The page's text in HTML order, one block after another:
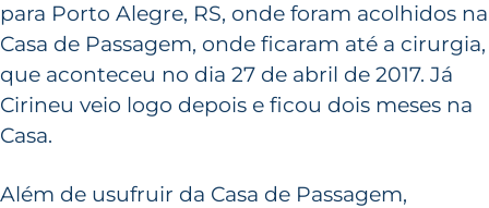
para Porto Alegre, RS, onde foram acolhidos na
Casa de Passagem, onde ficaram até a cirurgia,
que aconteceu no dia 27 de abril de 2017. Já
Cirineu veio logo depois e ficou dois meses na
Casa.
Além de usufruir da Casa de Passagem,